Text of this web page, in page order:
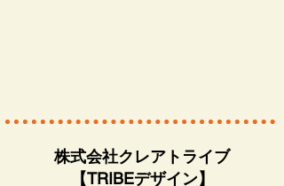
​​株式会社クレアトライブ
【TRIBEデザイン】